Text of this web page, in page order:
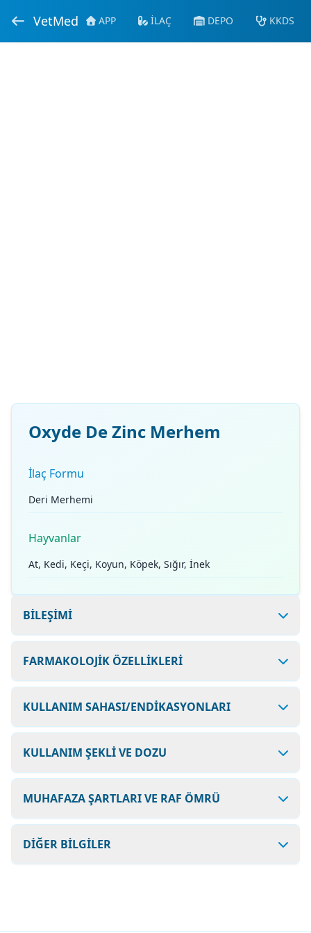
VetMed APP İLAÇ DEPO KKDS
Oxyde De Zinc Merhem
İlaç Formu
Deri Merhemi
Hayvanlar
At, Kedi, Keçi, Koyun, Köpek, Sığır, İnek
BİLEŞİMİ
FARMAKOLOJİK ÖZELLİKLERİ
KULLANIM SAHASI/ENDİKASYONLARI
KULLANIM ŞEKLİ VE DOZU
MUHAFAZA ŞARTLARI VE RAF ÖMRÜ
DİĞER BİLGİLER